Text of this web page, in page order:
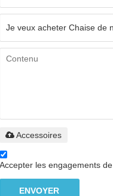
Accessoires
Accepter les engagements de
ENVOYER